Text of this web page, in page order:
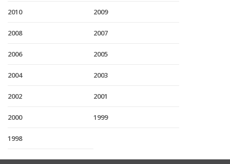
2010 2009
2008 2007
2006 2005
2004 2003
2002 2001
2000 1999
1998